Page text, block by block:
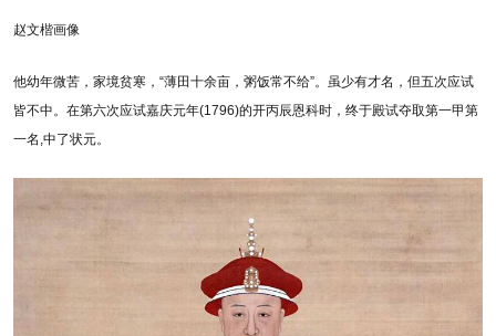
赵文楷画像
他幼年微苦，家境贫寒，“薄田十余亩，粥饭常不给”。虽少有才名，但五次应试
皆不中。在第六次应试嘉庆元年(1796)的开丙辰恩科时，终于殿试夺取第一甲第
一名,中了状元。